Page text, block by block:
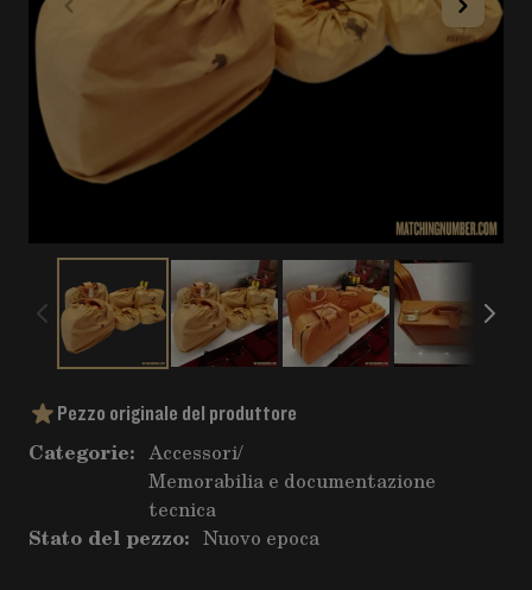
Pezzo originale del produttore
Categorie: Accessori/
Memorabilia e documentazione
tecnica
Stato del pezzo: Nuovo epoca